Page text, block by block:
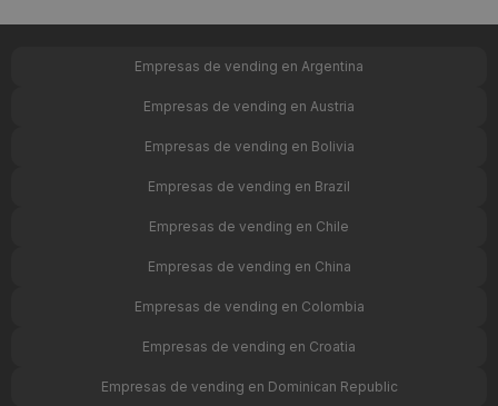
Empresas de vending en Argentina
Empresas de vending en Austria
Empresas de vending en Bolivia
Empresas de vending en Brazil
Empresas de vending en Chile
Empresas de vending en China
Empresas de vending en Colombia
Empresas de vending en Croatia
Empresas de vending en Dominican Republic